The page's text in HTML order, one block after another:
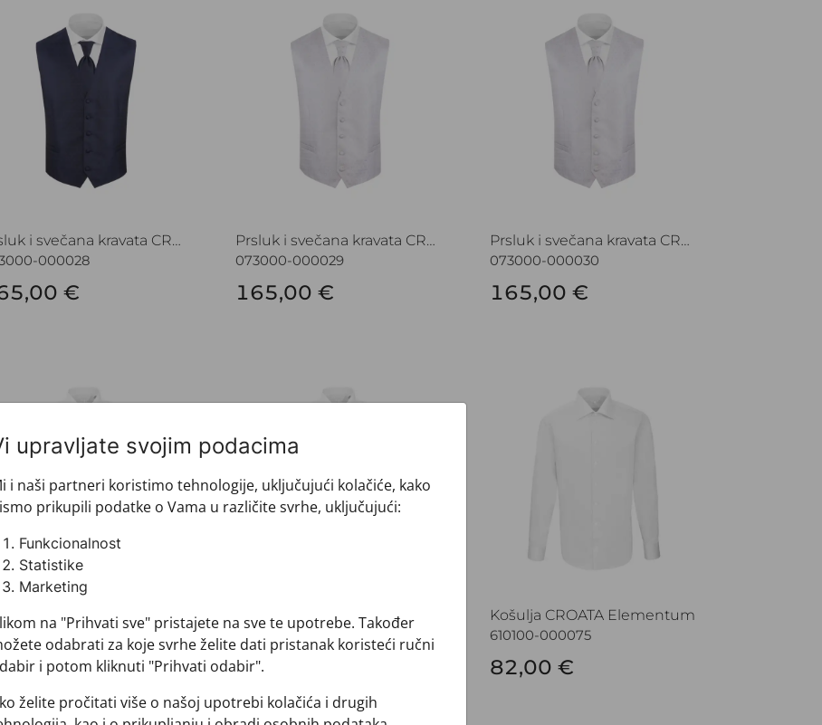
Prsluk i svečana kravata CROATA Festum
000028
€
Prsluk i svečana kravata CROATA Festum
073000-000029
165,00 €
Prsluk i svečana kravata CROATA Festum
073000-000030
165,00 €
CROATA Elementum
000073
€
Košulja CROATA Elementum
610100-000074
82,00 €
Košulja CROATA Elementum
610100-000075
82,00 €
upravljate svojim podacima
i naši partneri koristimo tehnologije, uključujući kolačiće, kako
prikupili podatke o Vama u različite svrhe, uključujući:
Funkcionalnost
Statistike
Marketing
na "Prihvati sve" pristajete na sve te upotrebe. Također
odabrati za koje svrhe želite dati pristanak koristeći ručni
i potom kliknuti "Prihvati odabir".
želite pročitati više o našoj upotrebi kolačića i drugih